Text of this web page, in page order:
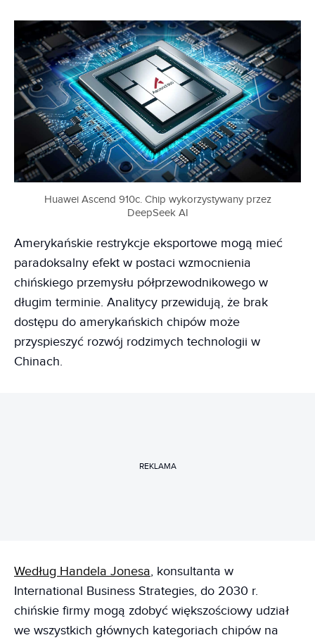
Huawei Ascend 910c. Chip wykorzystywany przez
DeepSeek AI
Amerykańskie restrykcje eksportowe mogą mieć
paradoksalny efekt w postaci wzmocnienia
chińskiego przemysłu półprzewodnikowego w
długim terminie. Analitycy przewidują, że brak
dostępu do amerykańskich chipów może
przyspieszyć rozwój rodzimych technologii w
Chinach.
REKLAMA
Według Handela Jonesa, konsultanta w
International Business Strategies, do 2030 r.
chińskie firmy mogą zdobyć większościowy udział
we wszystkich głównych kategoriach chipów na